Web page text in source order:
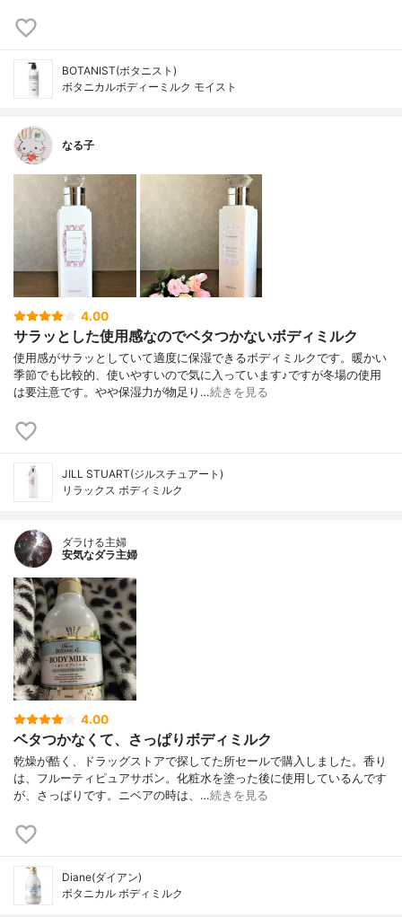
BOTANIST(ボタニスト)
ボタニカルボディーミルク モイスト
なる子
4.00
サラッとした使用感なのでベタつかないボディミルク
使用感がサラッとしていて適度に保湿できるボディミルクです。暖かい
季節でも比較的、使いやすいので気に入っています♪ですが冬場の使用
は要注意です。やや保湿力が物足り…続きを見る
JILL STUART(ジルスチュアート)
リラックス ボディミルク
ダラける主婦
安気なダラ主婦
4.00
ベタつかなくて、さっぱりボディミルク
乾燥が酷く、ドラッグストアで探してた所セールで購入しました。香り
は、フルーティピュアサボン。化粧水を塗った後に使用しているんです
が、さっぱりです。ニベアの時は、…続きを見る
Diane(ダイアン)
ボタニカル ボディミルク